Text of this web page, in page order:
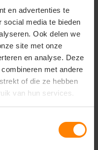
en advertenties te
social media te bieden
Ook delen we
site met onze
en analyse. Deze
met andere
of die ze hebben
van hun services.
en dagelijks
van